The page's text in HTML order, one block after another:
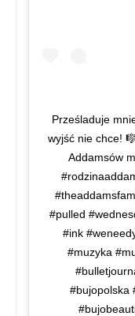
Prześladuje
wyjść nie chce!
Addamsów
#pulled
#ink
#muzyka
#bujopolska